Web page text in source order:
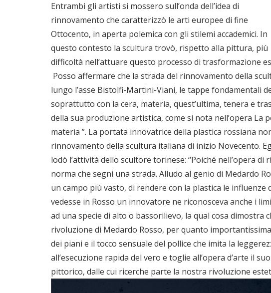
Entrambi gli artisti si mossero sull’onda dell’idea di
rinnovamento che caratterizzò le arti europee di fine
Ottocento, in aperta polemica con gli stilemi accademici. In
questo contesto la scultura trovò, rispetto alla pittura, più
difficoltà nell’attuare questo processo di trasformazione
Posso affermare che la strada del rinnovamento della
lungo l’asse Bistolfi-Martini-Viani, le tappe fondamentali
soprattutto con la cera, materia, quest’ultima, tenera e
della sua produzione artistica, come si nota nell’opera La
materia ”. La portata innovatrice della plastica rossiana
rinnovamento della scultura italiana di inizio Novecento.
lodò l’attività dello scultore torinese: “Poiché nell’opera
norma che segni una strada. Alludo al genio di Medardo
un campo più vasto, di rendere con la plastica le
vedesse in Rosso un innovatore ne riconosceva anche i
ad una specie di alto o bassorilievo, la qual cosa dimostra
rivoluzione di Medardo Rosso, per quanto
dei piani e il tocco sensuale del pollice che imita la
all’esecuzione rapida del vero e toglie all’opera d’arte il
pittorico, dalle cui ricerche parte la nostra rivoluzione